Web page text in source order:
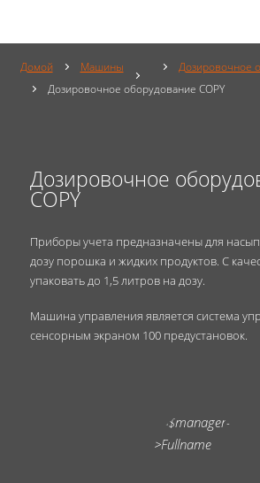
Домой Mашины
Дозировочное
Дозировочное оборудование COPY
Дозировочное
COPY
Приборы учета предназначены для
дозу порошка и жидких продуктов. С
упаковать до 1,5 литров на дозу.
Машина управления является система
сенсорным экраном 100 предустановок.